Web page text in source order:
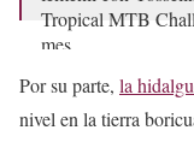
Tropical MTB
mes.
👉https://t.co/
Por su parte, la
nivel en la tierra